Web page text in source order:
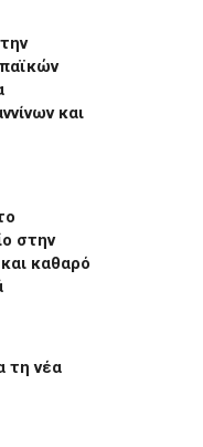
και
στην
καθαρό
τη νέα